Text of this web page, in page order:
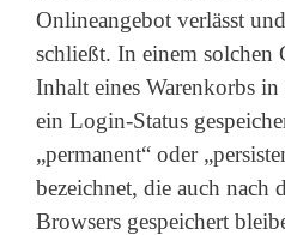
Onlineangebot verlässt
schließt. In einem solchen
Inhalt eines Warenkorbs
ein Login-Status
„permanent“ oder
bezeichnet, die auch nach
Browsers gespeichert